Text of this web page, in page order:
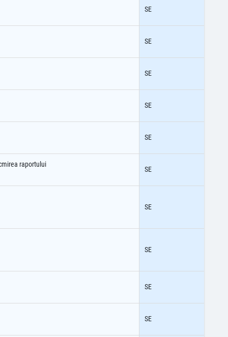
SE
SE
SE
SE
SE
raportului
SE
SE
SE
SE
SE